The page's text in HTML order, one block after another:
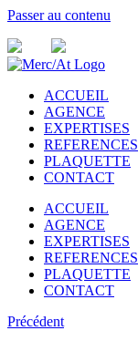
Passer au contenu
ACCUEIL
AGENCE
EXPERTISES
REFERENCES
PLAQUETTE
CONTACT
ACCUEIL
AGENCE
EXPERTISES
REFERENCES
PLAQUETTE
CONTACT
Précédent